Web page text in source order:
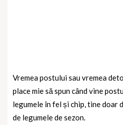
Vremea postului sau vremea
place mie să spun când vine
legumele în fel și chip, tine doar
de legumele de sezon.